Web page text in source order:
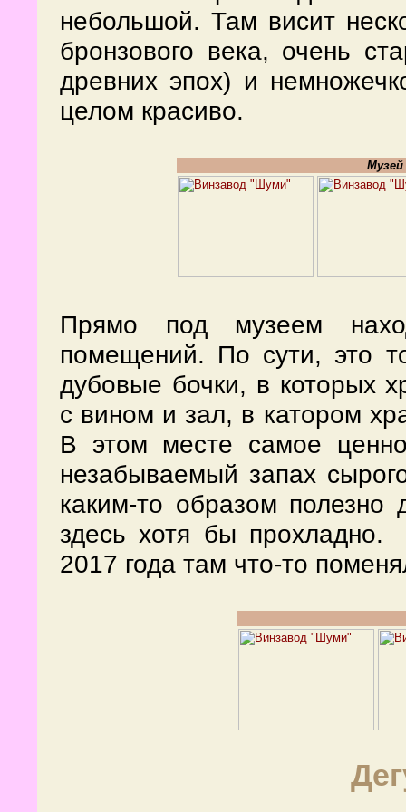
небольшой. Там висит
бронзового века, очень
древних эпох) и
целом красиво.
Прямо под музеем
помещений. По сути, это
дубовые бочки, в которых
с вином и зал, в катором
В этом месте самое
незабываемый запах
каким-то образом
здесь хотя бы прохладно.
2017 года там что-то